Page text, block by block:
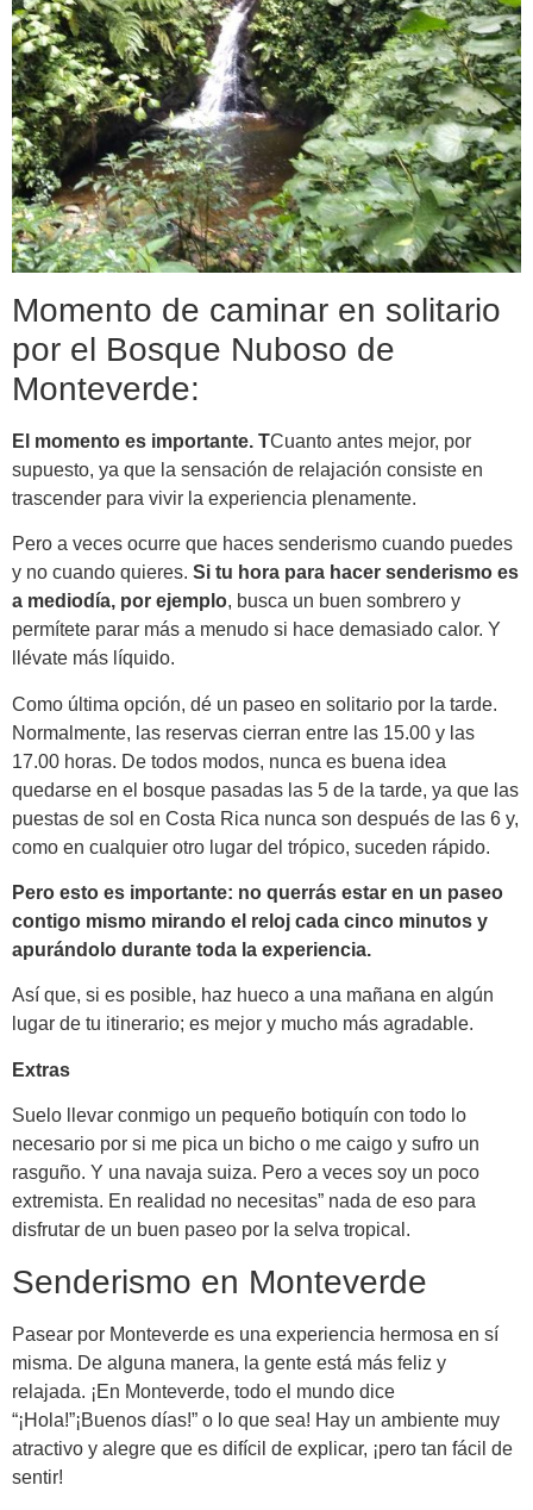
Momento de caminar en solitario
por el Bosque Nuboso de
Monteverde:
El momento es importante. TCuanto antes mejor, por
supuesto, ya que la sensación de relajación consiste en
trascender para vivir la experiencia plenamente.
Pero a veces ocurre que haces senderismo cuando puedes
y no cuando quieres. Si tu hora para hacer senderismo es
a mediodía, por ejemplo, busca un buen sombrero y
permítete parar más a menudo si hace demasiado calor. Y
llévate más líquido.
Como última opción, dé un paseo en solitario por la tarde.
Normalmente, las reservas cierran entre las 15.00 y las
17.00 horas. De todos modos, nunca es buena idea
quedarse en el bosque pasadas las 5 de la tarde, ya que las
puestas de sol en Costa Rica nunca son después de las 6 y,
como en cualquier otro lugar del trópico, suceden rápido.
Pero esto es importante: no querrás estar en un paseo
contigo mismo mirando el reloj cada cinco minutos y
apurándolo durante toda la experiencia.
Así que, si es posible, haz hueco a una mañana en algún
lugar de tu itinerario; es mejor y mucho más agradable.
Extras
Suelo llevar conmigo un pequeño botiquín con todo lo
necesario por si me pica un bicho o me caigo y sufro un
rasguño. Y una navaja suiza. Pero a veces soy un poco
extremista. En realidad no necesitas” nada de eso para
disfrutar de un buen paseo por la selva tropical.
Senderismo en Monteverde
Pasear por Monteverde es una experiencia hermosa en sí
misma. De alguna manera, la gente está más feliz y
relajada. ¡En Monteverde, todo el mundo dice
“¡Hola!”¡Buenos días!” o lo que sea! Hay un ambiente muy
atractivo y alegre que es difícil de explicar, ¡pero tan fácil de
sentir!